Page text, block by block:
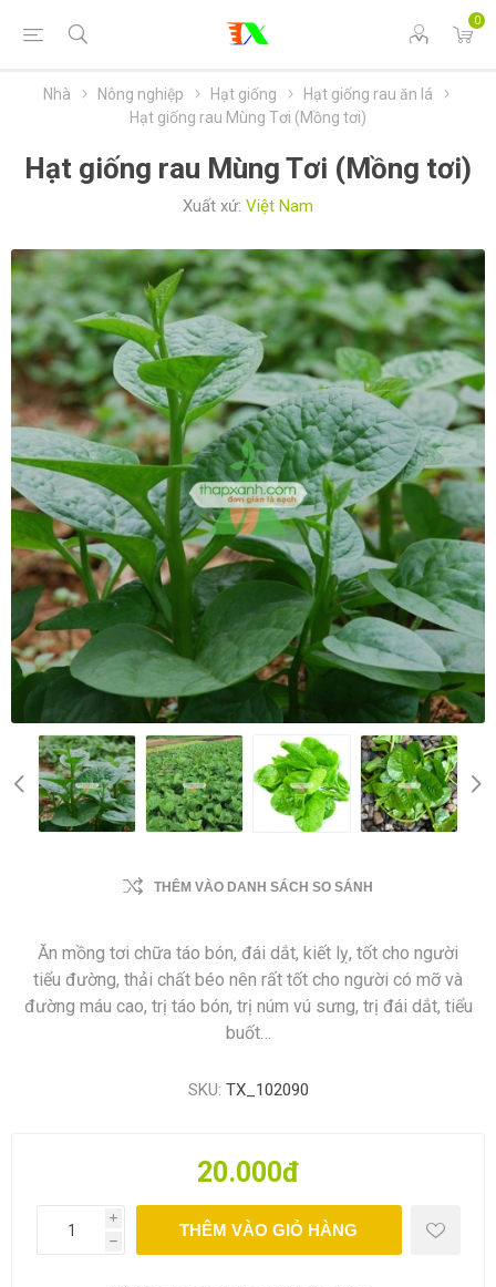
0
Nhà Nông nghiệp Hạt giống
Hạt giống rau ăn lá
Hạt giống rau Mùng Tơi (Mồng tơi)
Hạt giống rau Mùng Tơi (Mồng tơi)
Xuất xứ: Việt Nam
THÊM VÀO DANH SÁCH SO SÁNH
Ăn mồng tơi chữa táo bón, đái dắt, kiết lỵ, tốt cho người
tiểu đường, thải chất béo nên rất tốt cho người có mỡ và
đường máu cao, trị táo bón, trị núm vú sưng, trị đái dắt, tiểu
buốt…
SKU: TX_102090
20.000đ
i
h
THÊM VÀO GIỎ HÀNG